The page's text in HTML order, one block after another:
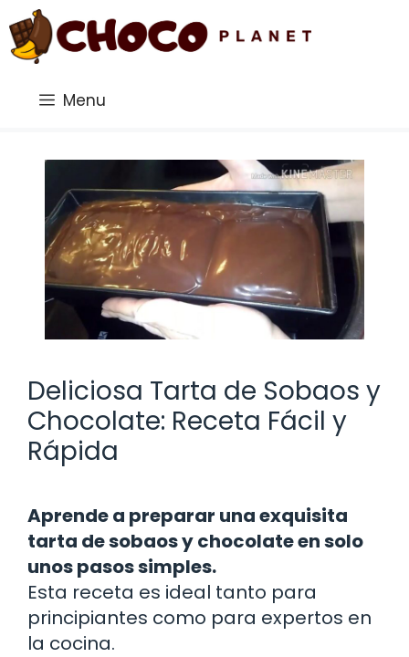
Saltar
al
contenido
Menu
Deliciosa Tarta de Sobaos y
Chocolate: Receta Fácil y
Rápida
Aprende a preparar una exquisita
tarta de sobaos y chocolate en solo
unos pasos simples.
Esta receta es ideal tanto para
principiantes como para expertos en
la cocina.